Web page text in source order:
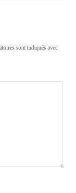
sont indiqués avec